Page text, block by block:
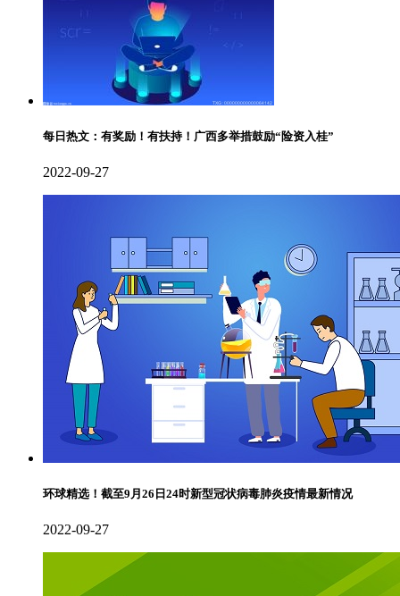
每日热文：有奖励！有扶持！广西多举措鼓励“险资入桂”
2022-09-27
环球精选！截至9月26日24时新型冠状病毒肺炎疫情最新情况
2022-09-27